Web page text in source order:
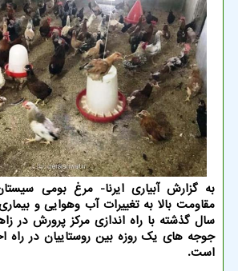
مقاومت بالا به تغییرات آب وهوایی و
سال گذشته با راه اندازی مرکز پرورش در
جوجه های یک روزه بین روستاییان در راه
است.